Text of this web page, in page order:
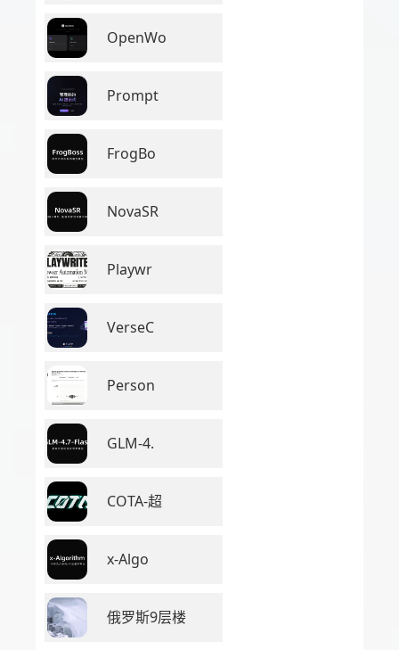
OpenWo
Prompt
FrogBo
NovaSR
Playwr
VerseC
Person
GLM-4.
COTA-超
x-Algo
俄罗斯9层楼